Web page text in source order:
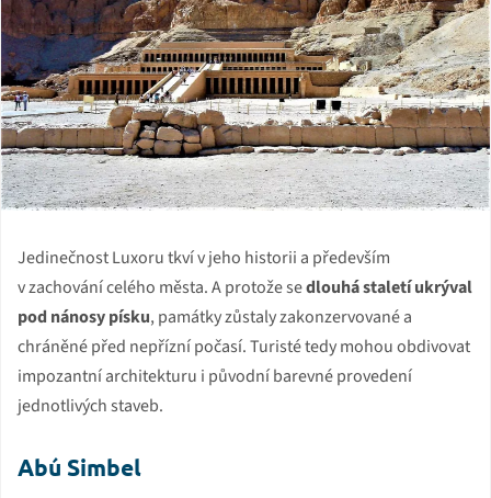
Jedinečnost Luxoru tkví v jeho historii a především
v zachování celého města. A protože sedlouhá staletí ukrýval
pod nánosy písku, památky zůstaly zakonzervované a
chráněné před nepřízní počasí. Turisté tedy mohou obdivovat
impozantní architekturu i původní barevné provedení
jednotlivých staveb.
Abú Simbel